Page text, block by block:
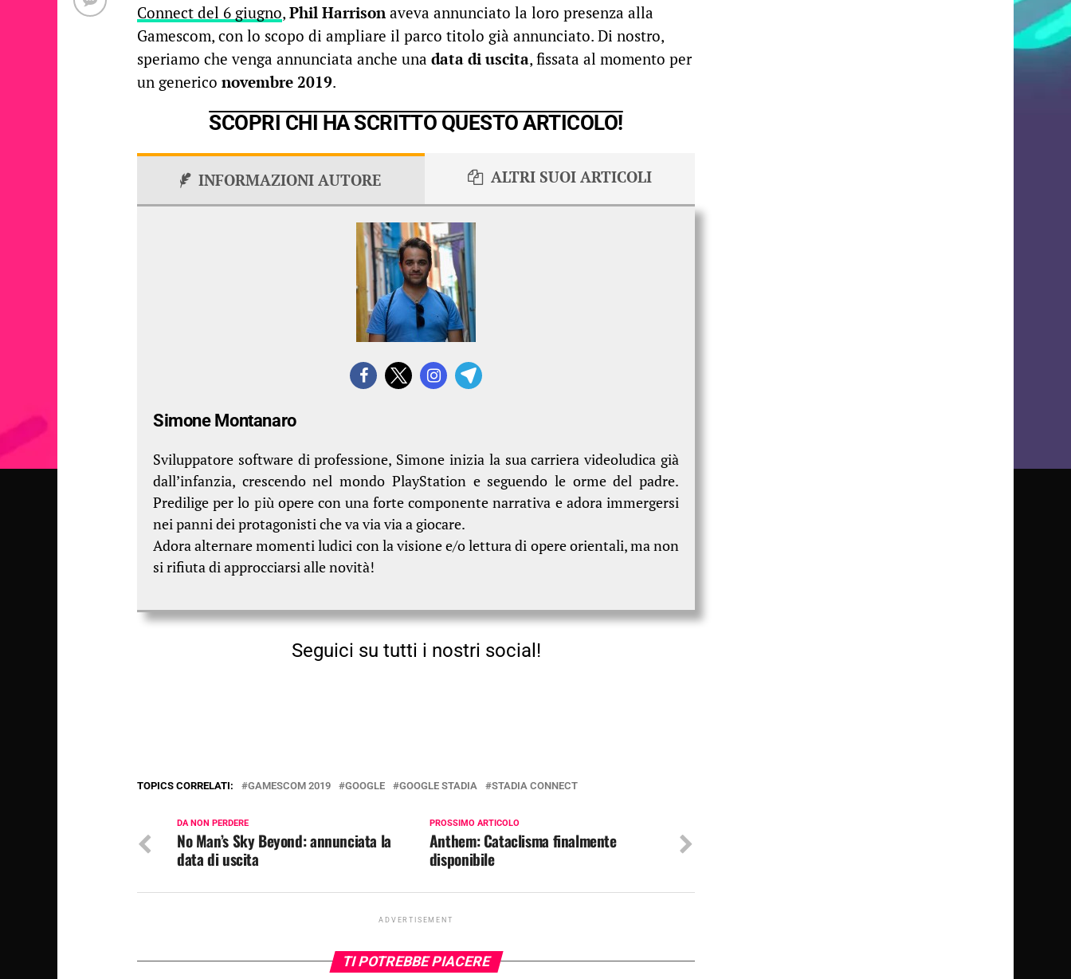
Connect del 6 giugno, Phil Harrison aveva annunciato la loro presenza alla
Gamescom, con lo scopo di ampliare il parco titolo già annunciato. Di nostro,
speriamo che venga annunciata anche una data di uscita, fissata al momento per
un generico novembre 2019.
SCOPRI CHI HA SCRITTO QUESTO ARTICOLO!
INFORMAZIONI AUTORE ALTRI SUOI ARTICOLI
Simone Montanaro
Sviluppatore software di professione, Simone inizia la sua carriera videoludica già
dall’infanzia, crescendo nel mondo PlayStation e seguendo le orme del padre.
Predilige per lo più opere con una forte componente narrativa e adora immergersi
nei panni dei protagonisti che va via via a giocare.
Adora alternare momenti ludici con la visione e/o lettura di opere orientali, ma non
si rifiuta di approcciarsi alle novità!
Seguici su tutti i nostri social!
TOPICS CORRELATI: GAMESCOM 2019 GOOGLE GOOGLE STADIA STADIA CONNECT
PROSSIMO ARTICOLO
Anthem: Cataclisma finalmente
disponibile
DA NON PERDERE
No Man’s Sky Beyond: annunciata la
data di uscita
ADVERTISEMENT
TI POTREBBE PIACERE